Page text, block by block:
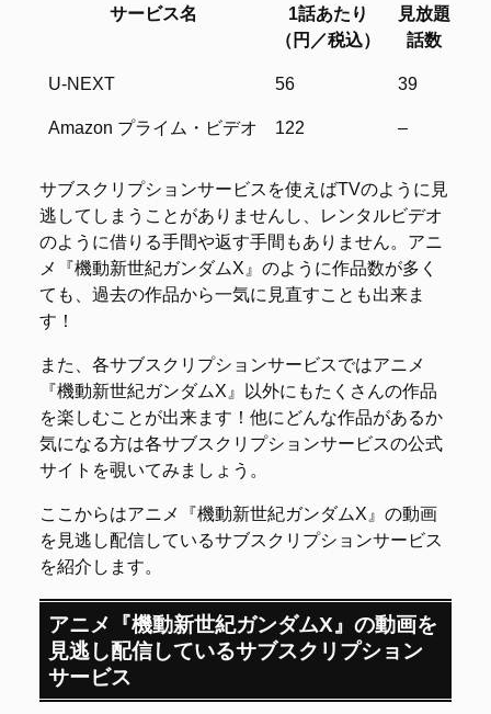
サービス名
1話あたり
（円／税込）
見放題
話数
サービス名
1話あたり
見放題
U-NEXT 56 39
Amazon プライム・ビデオ 122 –
サブスクリプションサービスを使えばTVのように見
逃してしまうことがありませんし、レンタルビデオ
のように借りる手間や返す手間もありません。アニ
メ『機動新世紀ガンダムX』のように作品数が多く
ても、過去の作品から一気に見直すことも出来ま
す！
また、各サブスクリプションサービスではアニメ
『機動新世紀ガンダムX』以外にもたくさんの作品
を楽しむことが出来ます！他にどんな作品があるか
気になる方は各サブスクリプションサービスの公式
サイトを覗いてみましょう。
ここからはアニメ『機動新世紀ガンダムX』の動画
を見逃し配信しているサブスクリプションサービス
を紹介します。
アニメ『機動新世紀ガンダムX』の動画を
見逃し配信しているサブスクリプション
サービス